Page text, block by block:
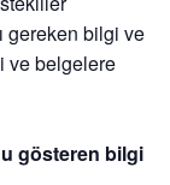
gereken bilgi ve
ve belgelere
gösteren bilgi